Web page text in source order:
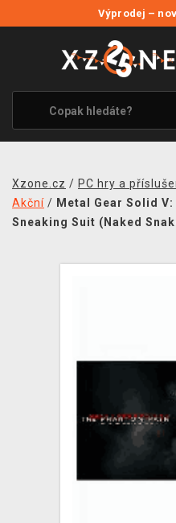
Výprodej –
VÝPRODEJ
VIDEOHRY
XZONE ORIGINALS
TÉMATIKY
MERCHANDISE
XZONE KLUB
Xzone.cz / PC hry a
Akční / Metal Gear Solid
Sneaking Suit (Naked